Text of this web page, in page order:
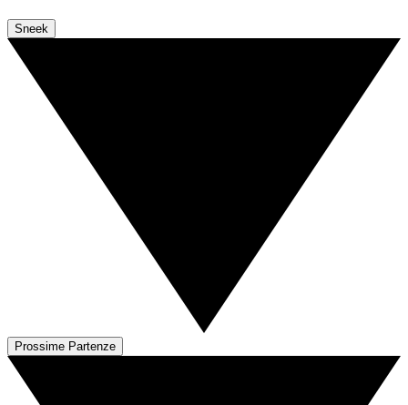
Sneek
Prossime Partenze